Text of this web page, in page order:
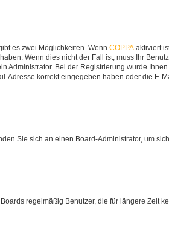
es zwei Möglichkeiten. Wenn COPPAaktiviert
Wenn dies nicht der Fall ist, muss Ihr
Bei der Registrierung wurde
korrekt eingegeben haben oder die E-
Sie sich an einen Board-Administrator, um
regelmäßig Benutzer, die für längere Zeit